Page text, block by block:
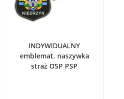
INDYWIDUALNY
emblemat, naszywka
straż OSP PSP